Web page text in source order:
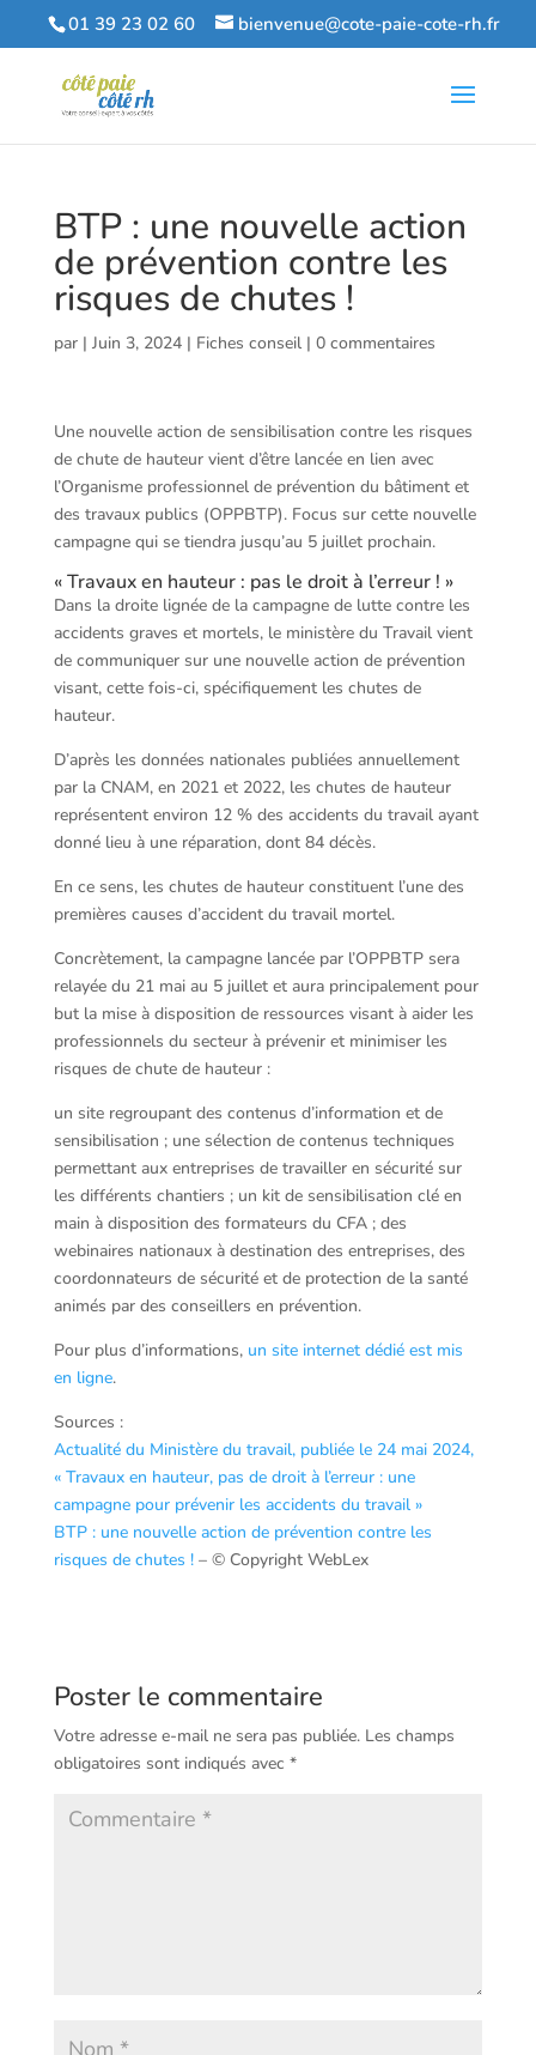
01 39 23 02 60 bienvenue@cote-paie-cote-rh.fr
BTP : une nouvelle action
de prévention contre les
risques de chutes !
par | Juin 3, 2024| Fiches conseil| 0 commentaires
Une nouvelle action de sensibilisation contre les risques
de chute de hauteur vient d’être lancée en lien avec
l’Organisme professionnel de prévention du bâtiment et
des travaux publics (OPPBTP). Focus sur cette nouvelle
campagne qui se tiendra jusqu’au 5 juillet prochain.
« Travaux en hauteur : pas le droit à l’erreur ! »
Dans la droite lignée de la campagne de lutte contre les
accidents graves et mortels, le ministère du Travail vient
de communiquer sur une nouvelle action de prévention
visant, cette fois-ci, spécifiquement les chutes de
hauteur.
D’après les données nationales publiées annuellement
par la CNAM, en 2021 et 2022, les chutes de hauteur
représentent environ 12 % des accidents du travail ayant
donné lieu à une réparation, dont 84 décès.
En ce sens, les chutes de hauteur constituent l’une des
premières causes d’accident du travail mortel.
Concrètement, la campagne lancée par l’OPPBTP sera
relayée du 21 mai au 5 juillet et aura principalement pour
but la mise à disposition de ressources visant à aider les
professionnels du secteur à prévenir et minimiser les
risques de chute de hauteur :
un site regroupant des contenus d’information et de
sensibilisation ; une sélection de contenus techniques
permettant aux entreprises de travailler en sécurité sur
les différents chantiers ; un kit de sensibilisation clé en
main à disposition des formateurs du CFA ; des
webinaires nationaux à destination des entreprises, des
coordonnateurs de sécurité et de protection de la santé
animés par des conseillers en prévention.
Pour plus d’informations, un site internet dédié est mis
en ligne.
Sources :
Actualité du Ministère du travail, publiée le 24 mai 2024,
« Travaux en hauteur, pas de droit à l’erreur : une
campagne pour prévenir les accidents du travail »
BTP : une nouvelle action de prévention contre les
risques de chutes ! – © Copyright WebLex
Poster le commentaire
Votre adresse e-mail ne sera pas publiée. Les champs
obligatoires sont indiqués avec *